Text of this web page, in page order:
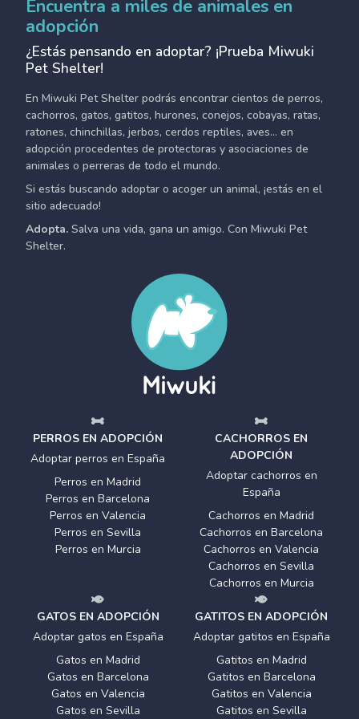
Encuentra a miles de animales en
adopción
¿Estás pensando en adoptar? ¡Prueba Miwuki
Pet Shelter!
En Miwuki Pet Shelter podrás encontrar cientos de perros,
cachorros, gatos, gatitos, hurones, conejos, cobayas, ratas,
ratones, chinchillas, jerbos, cerdos reptiles, aves... en
adopción procedentes de protectoras y asociaciones de
animales o perreras de todo el mundo.
Si estás buscando adoptar o acoger un animal, ¡estás en el
sitio adecuado!
Adopta. Salva una vida, gana un amigo. Con Miwuki Pet
Shelter.
PERROS EN ADOPCIÓN
Adoptar perros en España
Perros en Madrid
Perros en Barcelona
Perros en Valencia
Perros en Sevilla
Perros en Murcia
CACHORROS EN
ADOPCIÓN
Adoptar cachorros en
España
Cachorros en Madrid
Cachorros en Barcelona
Cachorros en Valencia
Cachorros en Sevilla
Cachorros en Murcia
GATOS EN ADOPCIÓN
Adoptar gatos en España
Gatos en Madrid
Gatos en Barcelona
Gatos en Valencia
Gatos en Sevilla
GATITOS EN ADOPCIÓN
Adoptar gatitos en España
Gatitos en Madrid
Gatitos en Barcelona
Gatitos en Valencia
Gatitos en Sevilla